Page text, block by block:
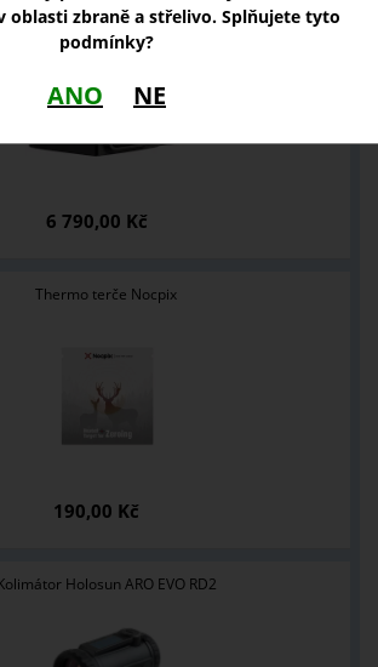
Vortex Defender CCW 6 MOA
6 790,00 Kč
Thermo terče Nocpix
190,00 Kč
Holosun ARO EVO RD2
oblasti zbraně a střelivo. Splňujete tyto
podmínky?
ANO NE